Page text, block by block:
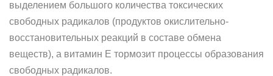
выделением большого количества токсических
свободных радикалов (продуктов окислительно-
восстановительных реакций в составе обмена
веществ), а витамин Е тормозит процессы образования
свободных радикалов.